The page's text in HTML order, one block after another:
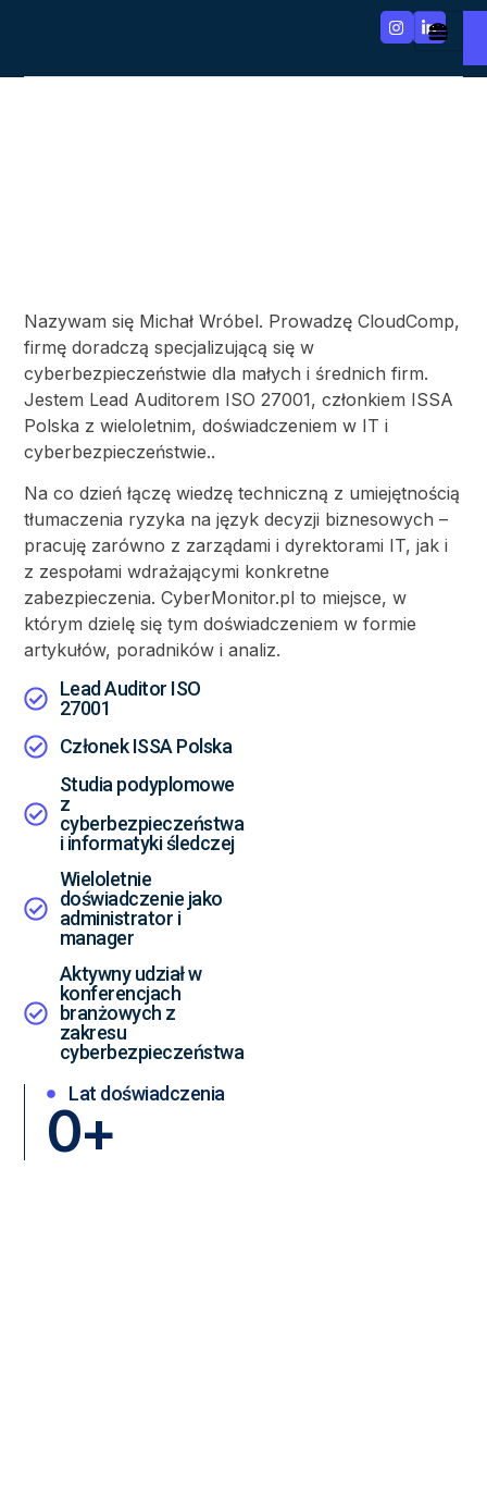
Nazywam się Michał Wróbel. Prowadzę CloudComp,
firmę doradczą specjalizującą się w
cyberbezpieczeństwie dla małych i średnich firm.
Jestem Lead Auditorem ISO 27001, członkiem ISSA
Polska z wieloletnim, doświadczeniem w IT i
cyberbezpieczeństwie..
Na co dzień łączę wiedzę techniczną z umiejętnością
tłumaczenia ryzyka na język decyzji biznesowych –
pracuję zarówno z zarządami i dyrektorami IT, jak i
z zespołami wdrażającymi konkretne
zabezpieczenia. CyberMonitor.pl to miejsce, w
którym dzielę się tym doświadczeniem w formie
artykułów, poradników i analiz.
Lead Auditor ISO
27001
Członek ISSA Polska
Studia podyplomowe
z
cyberbezpieczeństwa
i informatyki śledczej
Wieloletnie
doświadczenie jako
administrator i
manager
Aktywny udział w
konferencjach
branżowych z
zakresu
cyberbezpieczeństwa
Lat doświadczenia
0+